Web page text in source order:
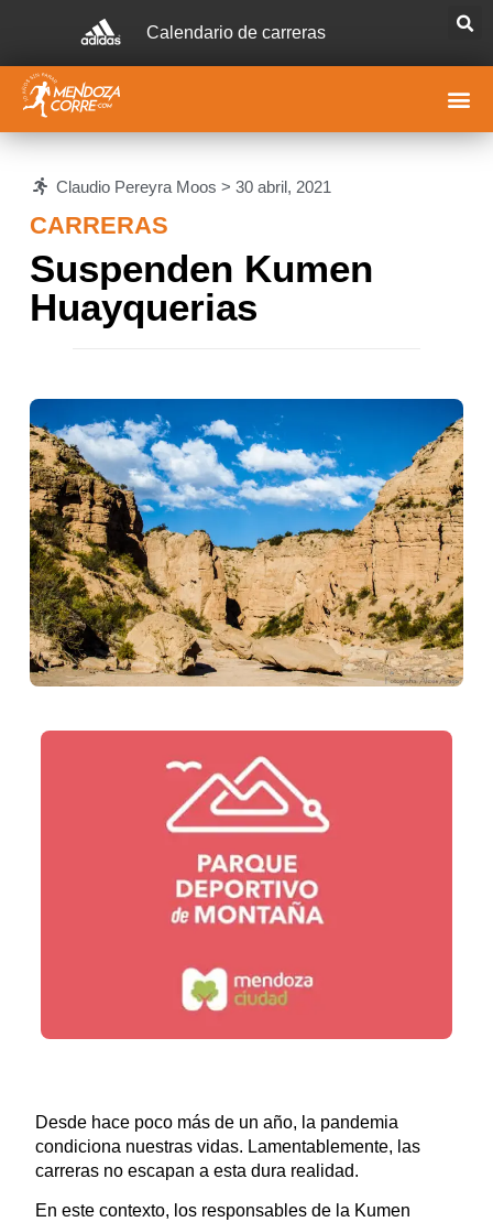
Calendario de carreras
Claudio Pereyra Moos > 30 abril, 2021
CARRERAS
Suspenden Kumen
Huayquerias
Desde hace poco más de un año, la pandemia
condiciona nuestras vidas. Lamentablemente, las
carreras no escapan a esta dura realidad.
En este contexto, los responsables de la Kumen